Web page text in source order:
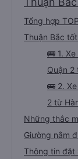
Tổng hợp
Thuận Bắc
🚌 1.
Quận 2
🚌 2.
2 từ
Những thắc
Giường nằm
Thông tin đặt